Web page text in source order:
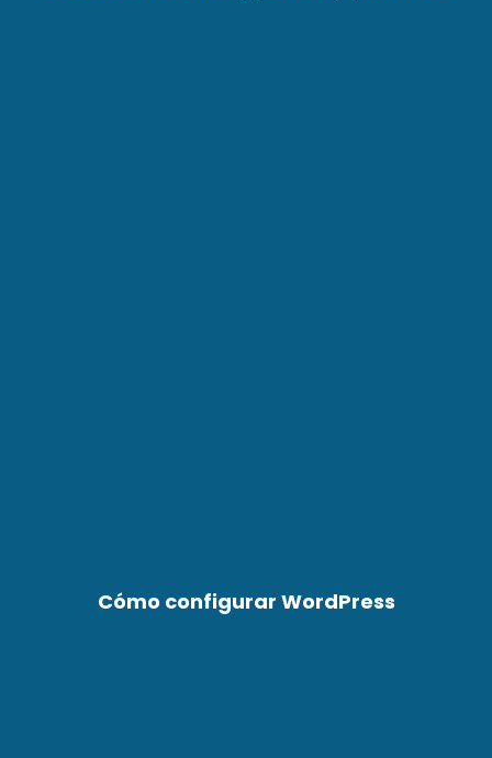
Cómo configurar WordPress